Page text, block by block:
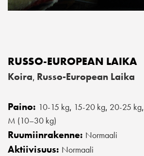
RUSSO-EUROPEAN LAIKA
Koira, Russo-European Laika
Paino: 10-15 kg, 15-20 kg, 20-25 kg,
M (10–30 kg)
Ruumiinrakenne: Normaali
Aktiivisuus: Normaali